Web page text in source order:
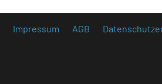
Impressum AGB